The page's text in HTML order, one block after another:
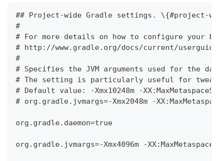
## Project-wide Gradle settings. \{#project-
#
# For more details on how to configure your
# http://www.gradle.org/docs/current/
#
# Specifies the JVM arguments used for the
# The setting is particularly useful for
# Default value: -Xmx10248m -
# org.gradle.jvmargs=-Xmx2048m -
org.gradle.daemon=true
org.gradle.jvmargs=-Xmx4096m -